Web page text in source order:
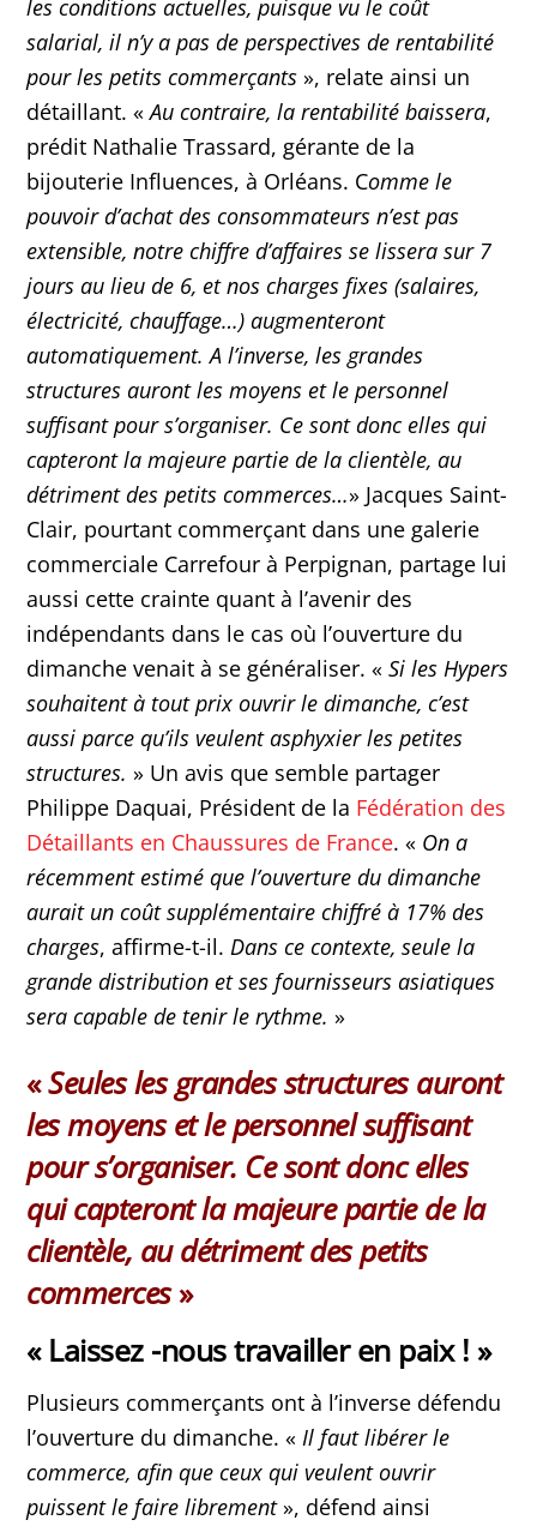
les conditions actuelles, puisque vu le coût
salarial, il n’y a pas de perspectives de rentabilité
pour les petits commerçants », relate ainsi un
détaillant. «Au contraire, la rentabilité baissera,
prédit Nathalie Trassard, gérante de la
bijouterie Influences, à Orléans. Comme le
pouvoir d’achat des consommateurs n’est pas
extensible, notre chiffre d’affaires se lissera sur 7
jours au lieu de 6, et nos charges fixes (salaires,
électricité, chauffage…) augmenteront
automatiquement. A l’inverse, les grandes
structures auront les moyens et le personnel
suffisant pour s’organiser. Ce sont donc elles qui
capteront la majeure partie de la clientèle, au
détriment des petits commerces…» Jacques Saint-
Clair, pourtant commerçant dans une galerie
commerciale Carrefour à Perpignan, partage lui
aussi cette crainte quant à l’avenir des
indépendants dans le cas où l’ouverture du
dimanche venait à se généraliser. «Si les Hypers
souhaitent à tout prix ouvrir le dimanche, c’est
aussi parce qu’ils veulent asphyxier les petites
structures. » Un avis que semble partager
Philippe Daquai, Président de la Fédération des
Détaillants en Chaussures de France. « On a
récemment estimé que l’ouverture du dimanche
aurait un coût supplémentaire chiffré à 17% des
charges, affirme-t-il. Dans ce contexte, seule la
grande distribution et ses fournisseurs asiatiques
sera capable de tenir le rythme. »
«Seulesles grandes structures auront
les moyens et le personnel suffisant
pour s’organiser. Ce sont donc elles
qui capteront la majeure partie de la
clientèle, au détriment des petits
commerces»
« Laissez -nous travailler en paix ! »
Plusieurs commerçants ont à l’inverse défendu
l’ouverture du dimanche. «Il faut libérer le
commerce, afin que ceux qui veulent ouvrir
puissent le faire librement », défend ainsi